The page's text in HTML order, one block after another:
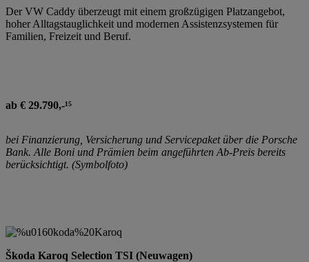
Der VW Caddy überzeugt mit einem großzügigen Platzangebot,
hoher Alltagstauglichkeit und modernen Assistenzsystemen für
Familien, Freizeit und Beruf.
ab € 29.790,-¹⁵
bei Finanzierung, Versicherung und Servicepaket über die Porsche
Bank. Alle Boni und Prämien beim angeführten Ab-Preis bereits
berücksichtigt. (Symbolfoto)
Škoda Karoq Selection TSI (Neuwagen)